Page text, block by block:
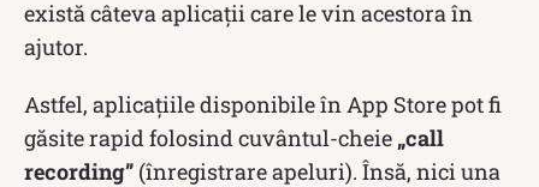
există câteva aplicații care le vin acestora în
ajutor.
Astfel, aplicațiile disponibile în App Store pot fi
găsite rapid folosind cuvântul-cheie „call
recording” (înregistrare apeluri). Însă, nici una